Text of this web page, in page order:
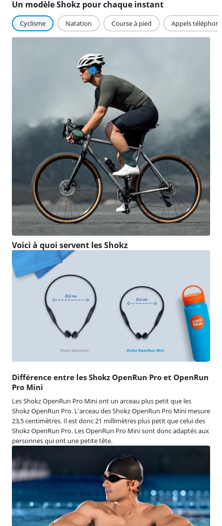
Un modèle Shokz pour chaque instant
Cyclisme Natation Course à pied Appels
Voici à quoi servent les Shokz
Différence entre les Shokz OpenRun Pro et OpenRun
Pro Mini
Les Shokz OpenRun Pro Mini ont un arceau plus petit que les
Shokz OpenRun Pro. L'arceau des Shokz OpenRun Pro Mini mesure
23,5 centimètres. Il est donc 21 millimètres plus petit que celui des
Shokz OpenRun Pro. Les OpenRun Pro Mini sont donc adaptés aux
personnes qui ont une petite tête.